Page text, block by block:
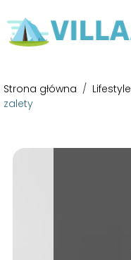
Strona główna / Lifestyle
zalety